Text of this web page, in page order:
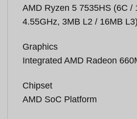
AMD Ryzen 5 7535HS (6C /
4.55GHz, 3MB L2 / 16MB L3)
Graphics
Integrated AMD Radeon
Chipset
AMD SoC Platform